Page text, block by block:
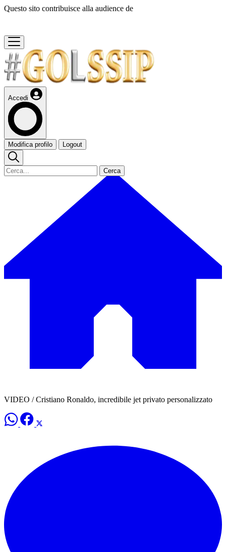
Questo sito contribuisce alla audience de
Accedi
Modifica profilo Logout
Cerca
VIDEO / Cristiano Ronaldo, incredibile jet privato personalizzato